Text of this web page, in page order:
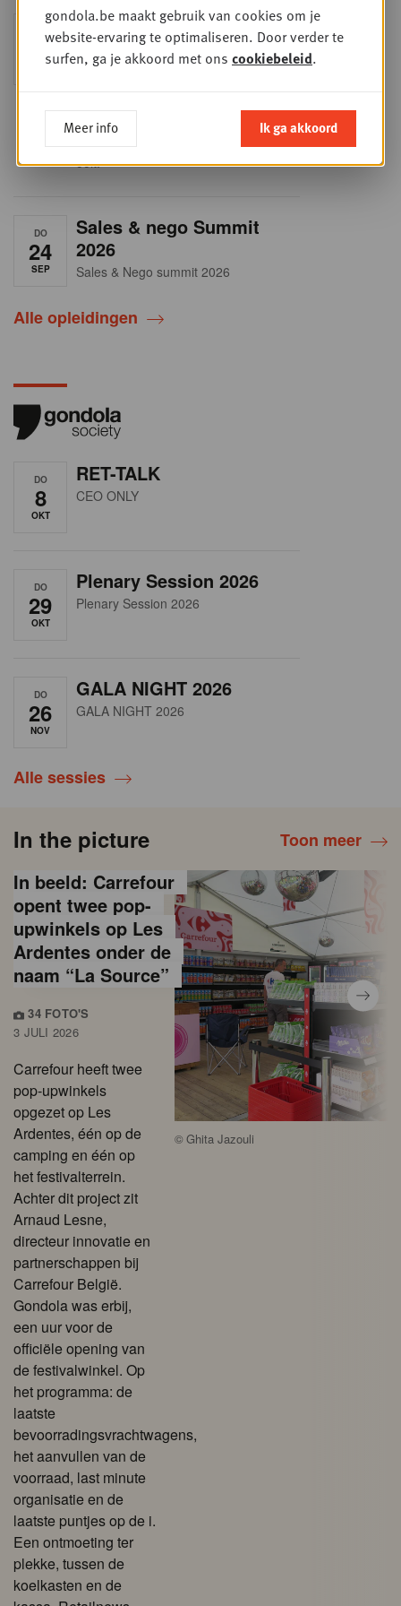
15
SEP
Into Retail - Sold out
Mis deze unieke kans niet om het
Belgische retaillandschap volledig te
helder zicht op het shopperprofiel en
verzamel je onmisbare inzichten in
een sector die sneller verandert dan
ooit.
DO
24
SEP
Sales & nego Summit
2026
Sales & Nego summit 2026
Alle opleidingen
DO
8
OKT
RET-TALK
CEO ONLY
DO
29
OKT
Plenary Session 2026
Plenary Session 2026
DO
26
NOV
GALA NIGHT 2026
GALA NIGHT 2026
Alle sessies
In the picture Toon meer
In beeld: Carrefour
opent twee pop-
upwinkels op Les
Ardentes onder de
naam “La Source”
34 FOTO'S
3 JULI 2026
Carrefour heeft twee
pop-upwinkels
opgezet op Les
Ardentes, één op de
camping en één op
het festivalterrein.
Achter dit project zit
Arnaud Lesne,
directeur innovatie en
partnerschappen bij
Carrefour België.
Gondola was erbij,
een uur voor de
officiële opening van
de festivalwinkel. Op
het programma: de
laatste
bevoorradingsvrachtwagens,
het aanvullen van de
voorraad, last minute
organisatie en de
laatste puntjes op de i.
Een ontmoeting ter
plekke, tussen de
koelkasten en de
©Ghita Jazouli
gondola.be maakt gebruik van cookies om je
website-ervaring te optimaliseren. Door verder te
surfen, ga je akkoord met ons cookiebeleid.
Meer info Ik ga akkoord